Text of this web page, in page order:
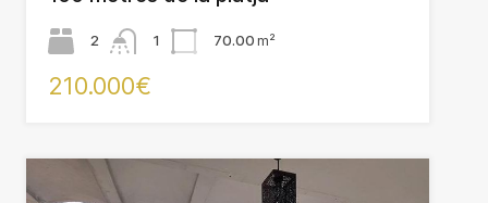
2 1 70.00m²
210.000€